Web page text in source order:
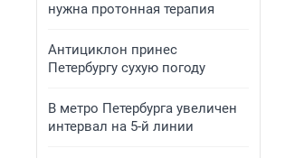
нужна протонная терапия
Антициклон принес
Петербургу сухую погоду
В метро Петербурга увеличен
интервал на 5-й линии